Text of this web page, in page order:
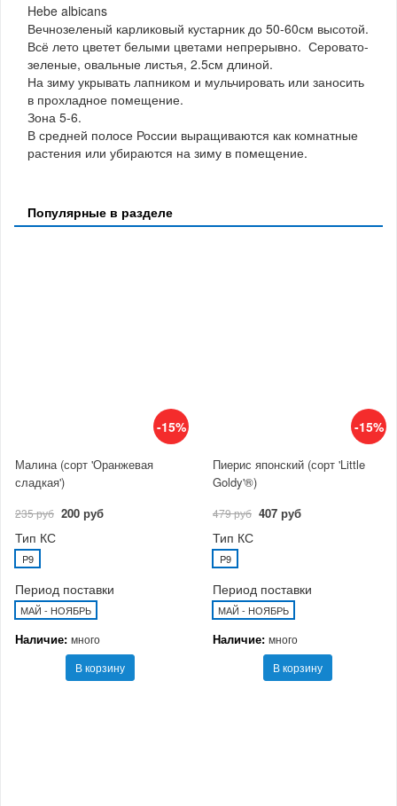
Hebe albicans
Вечнозеленый карликовый кустарник до 50-60см высотой.
Всё лето цветет белыми цветами непрерывно. Серовато-
зеленые, овальные листья, 2.5см длиной.
На зиму укрывать лапником и мульчировать или заносить
в прохладное помещение.
Зона 5-6.
В средней полосе России выращиваются как комнатные
растения или убираются на зиму в помещение.
Популярные в разделе
-15%
Малина (сорт 'Оранжевая
сладкая')
235 руб 200 руб
Тип КС
P9
Период поставки
МАЙ - НОЯБРЬ
Наличие: много
В корзину
-15%
Пиерис японский (сорт 'Little
Goldy'®)
479 руб 407 руб
Тип КС
P9
Период поставки
МАЙ - НОЯБРЬ
Наличие: много
В корзину